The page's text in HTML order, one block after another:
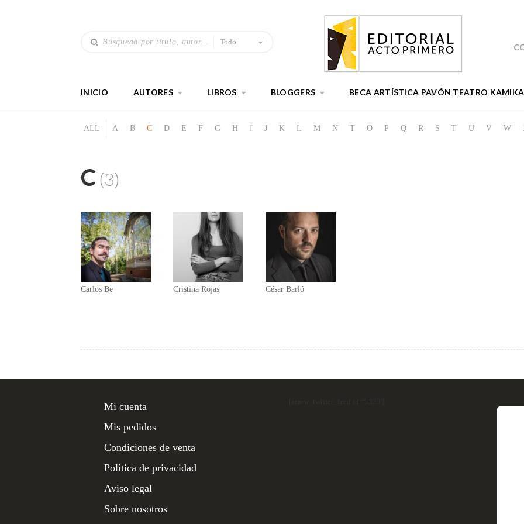
Todo
INICIO AUTORES LIBROS BLOGGERS BECA ARTÍSTICA PAVÓN TEATRO
ALL A B C D E F G H I J K L M N T O P Q R S T U V W
C (3)
Carlos Be Cristina Rojas César Barló
Mi cuenta
Mis pedidos
Condiciones de venta
Política de privacidad
Aviso legal
Sobre nosotros